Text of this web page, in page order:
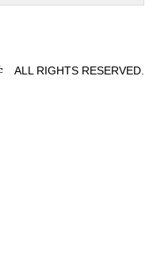
ALL RIGHTS RESERVED.